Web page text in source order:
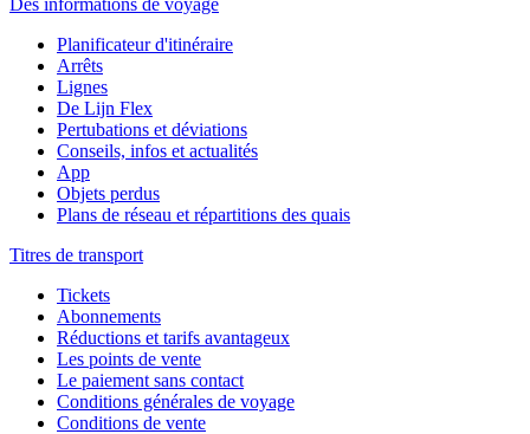
Des informations de voyage
Planificateur d'itinéraire
Arrêts
Lignes
De Lijn Flex
Pertubations et déviations
Conseils, infos et actualités
App
Objets perdus
Plans de réseau et répartitions des quais
Titres de transport
Tickets
Abonnements
Réductions et tarifs avantageux
Les points de vente
Le paiement sans contact
Conditions générales de voyage
Conditions de vente